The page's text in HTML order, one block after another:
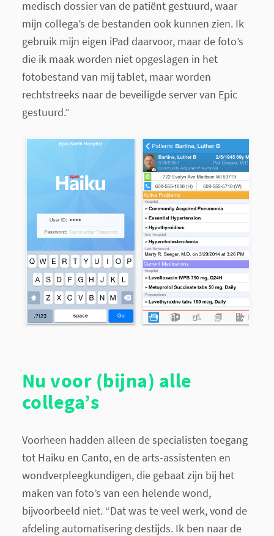
medisch dossier van de patiënt gestuurd, waar
mijn collega’s de bestanden ook kunnen zien. Ik
gebruik mijn eigen iPad daarvoor, maar de foto’s
die ik maak worden niet opgeslagen in het
fotobestand van mij tablet, maar worden
rechtstreeks naar de beveiligde server van Epic
gestuurd.”
Nu voor (bijna) alle
collega’s
Voorheen hadden alleen de specialisten toegang
tot Haiku en Canto, en de arts-assistenten en
wondverpleegkundigen, die gebaat zijn bij het
maken van foto’s van een helende wond,
bijvoorbeeld niet. “Dat was te veel werk, vond de
afdeling automatisering destijds. Ik ben naar de